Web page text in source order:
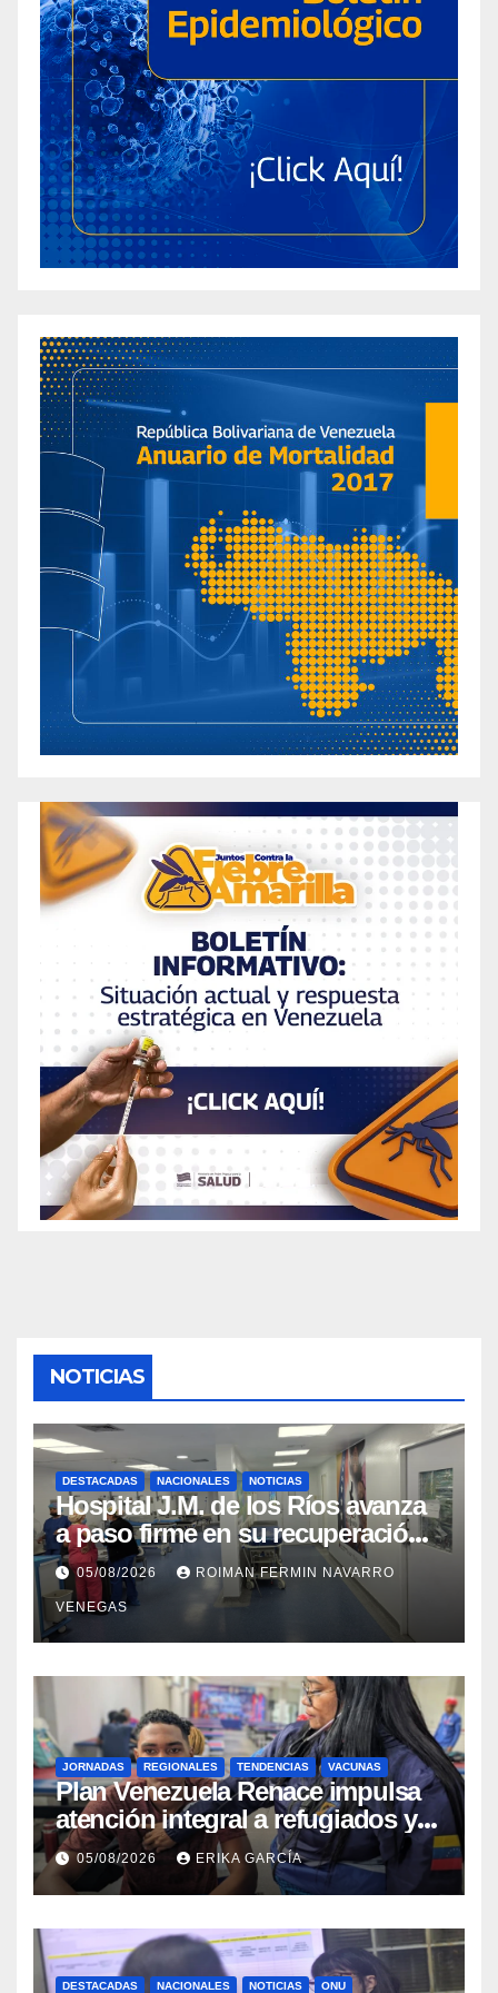
NOTICIAS
DESTACADAS NACIONALES NOTICIAS
Hospital J.M. de los Ríos avanza
a paso firme en su recuperación
tras los recientes eventos
sísmicos
05/08/2026 ROIMAN FERMIN NAVARRO
VENEGAS
JORNADAS REGIONALES TENDENCIAS VACUNAS
​Plan Venezuela Renace impulsa
atención integral a refugiados y
evaluación de vacunación en
Aragua
05/08/2026 ERIKA GARCÍA
DESTACADAS NACIONALES NOTICIAS ONU